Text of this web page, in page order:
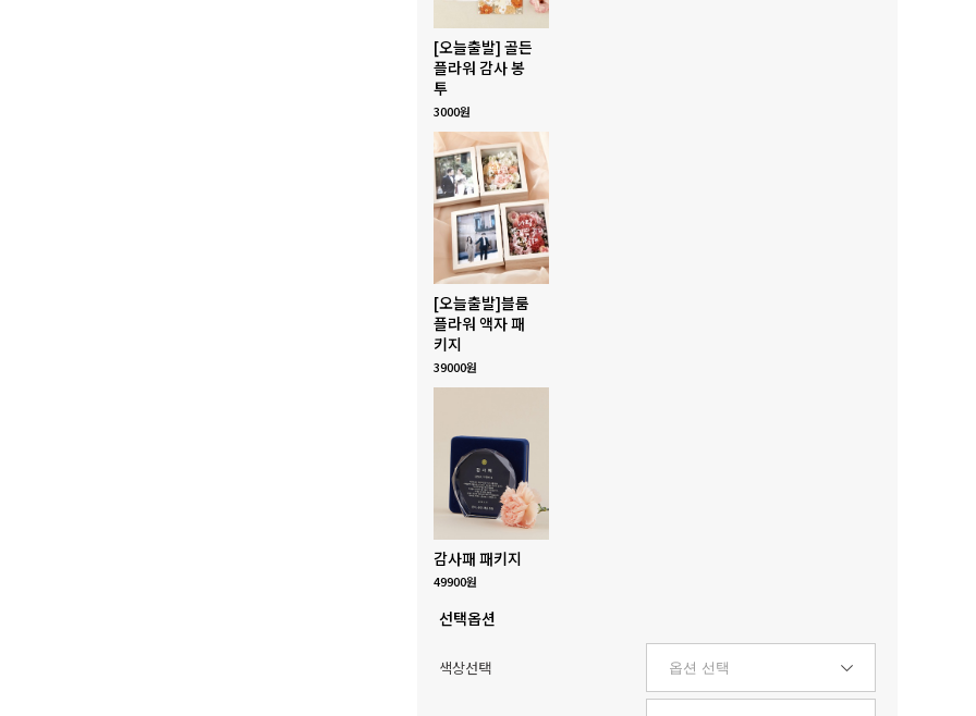
[오늘출발] 골든
플라워 감사 봉
투
3000원
[오늘출발]블룸
플라워 액자 패
키지
39000원
감사패 패키지
49900원
선택옵션
색상선택